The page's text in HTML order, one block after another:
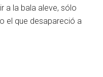
a la bala aleve, sólo
el que desapareció a